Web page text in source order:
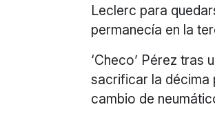
Leclerc para
permanecía en la
‘Checo’ Pérez tras
sacrificar la décima
cambio de